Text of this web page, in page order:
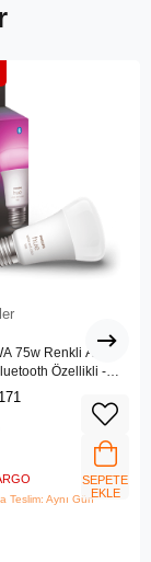
75w Renkli Akıllı
Özellikli -
Teslim: Aynı Gün
SEPETE
EKLE